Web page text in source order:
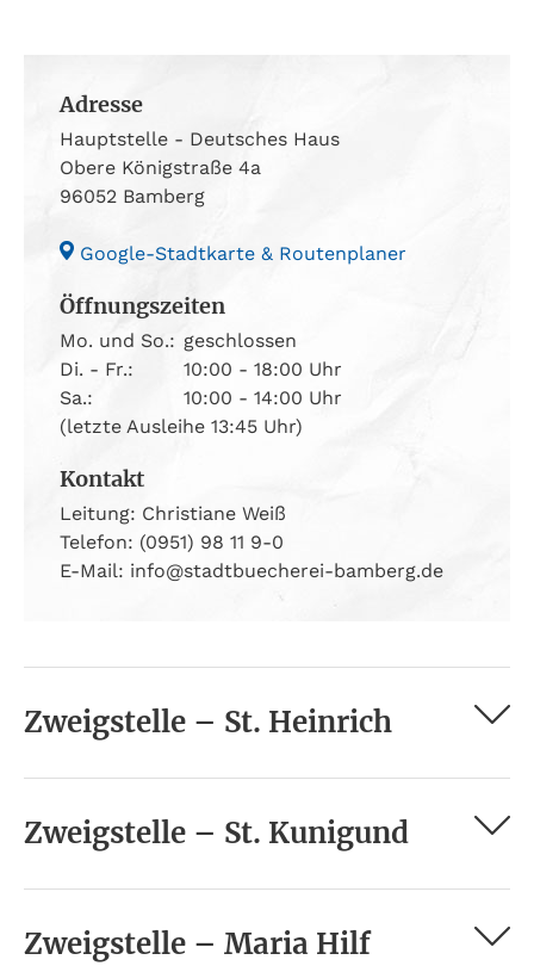
Adresse
Hauptstelle - Deutsches Haus
Obere Königstraße 4a
96052 Bamberg
Google-Stadtkarte & Routenplaner
Öffnungszeiten
Mo. und So.: geschlossen
Di. - Fr.:
10:00 - 18:00 Uhr
Sa.:
10:00 - 14:00 Uhr
(letzte Ausleihe 13:45 Uhr)
Kontakt
Leitung: Christiane Weiß
Telefon: (0951) 98 11 9-0
E-Mail: info@stadtbuecherei-bamberg.de
Zweigstelle – St. Heinrich
Zweigstelle – St. Kunigund
Zweigstelle – Maria Hilf